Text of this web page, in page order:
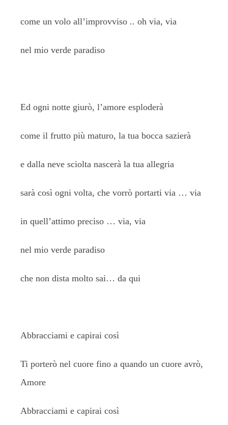
come un volo all’improvviso .. oh via, via
nel mio verde paradiso
Ed ogni notte giurò, l’amore esploderà
come il frutto più maturo, la tua bocca sazierà
e dalla neve sciolta nascerà la tua allegria
sarà così ogni volta, che vorrò portarti via … via
in quell’attimo preciso … via, via
nel mio verde paradiso
che non dista molto sai… da qui
Abbracciami e capirai così
Ti porterò nel cuore fino a quando un cuore avrò,
Amore
Abbracciami e capirai così